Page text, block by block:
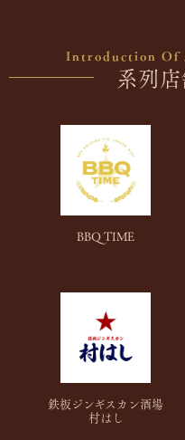
Introduction Of
系列
BBQ TIME
鉄板ジンギスカン酒場
村はし